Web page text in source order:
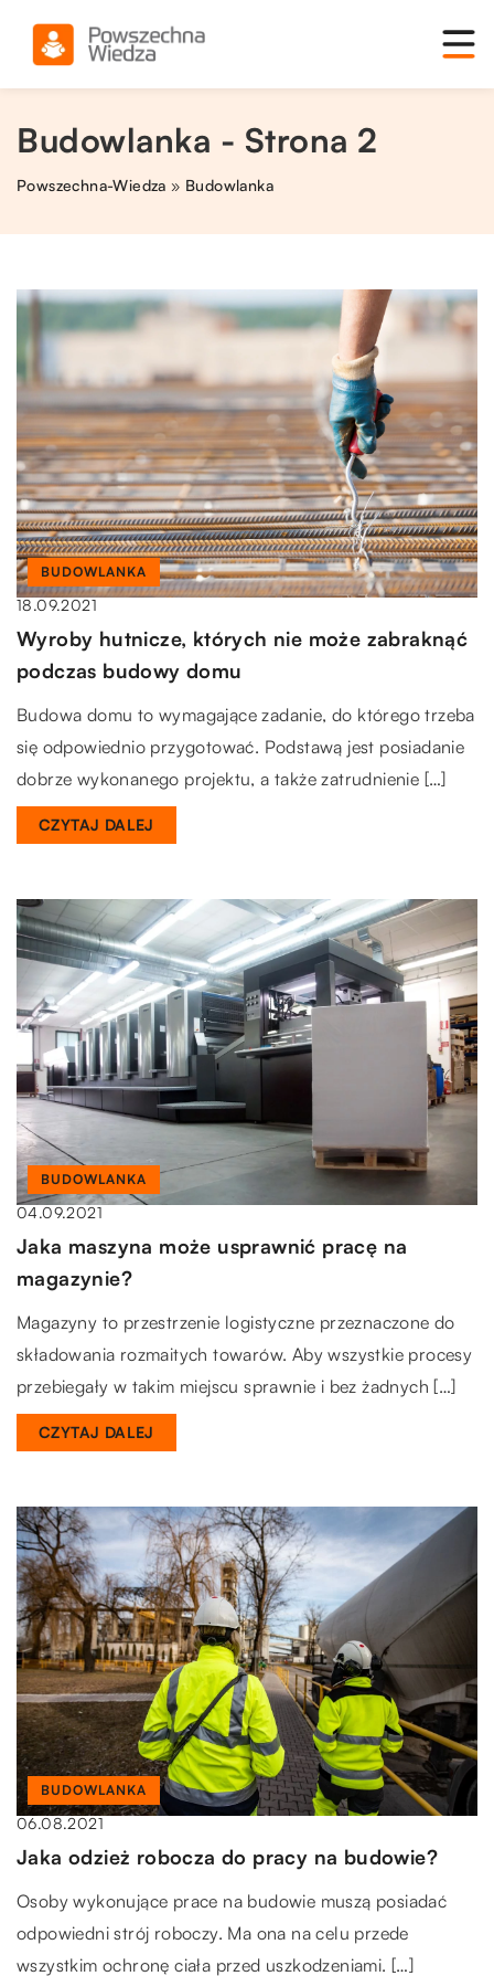
Budowlanka - Strona 2
Powszechna-Wiedza » Budowlanka
BUDOWLANKA
18.09.2021
Wyroby hutnicze, których nie może zabraknąć
podczas budowy domu
Budowa domu to wymagające zadanie, do którego trzeba
się odpowiednio przygotować. Podstawą jest posiadanie
dobrze wykonanego projektu, a także zatrudnienie […]
CZYTAJ DALEJ
BUDOWLANKA
04.09.2021
Jaka maszyna może usprawnić pracę na
magazynie?
Magazyny to przestrzenie logistyczne przeznaczone do
składowania rozmaitych towarów. Aby wszystkie procesy
przebiegały w takim miejscu sprawnie i bez żadnych […]
CZYTAJ DALEJ
BUDOWLANKA
06.08.2021
Jaka odzież robocza do pracy na budowie?
Osoby wykonujące prace na budowie muszą posiadać
odpowiedni strój roboczy. Ma ona na celu przede
wszystkim ochronę ciała przed uszkodzeniami. […]